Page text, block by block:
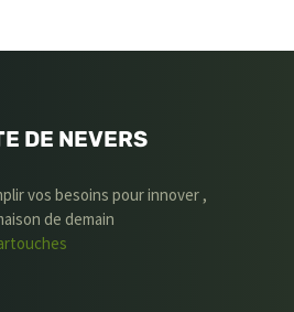
DE NEVERS
vos besoins pour innover ,
de demain